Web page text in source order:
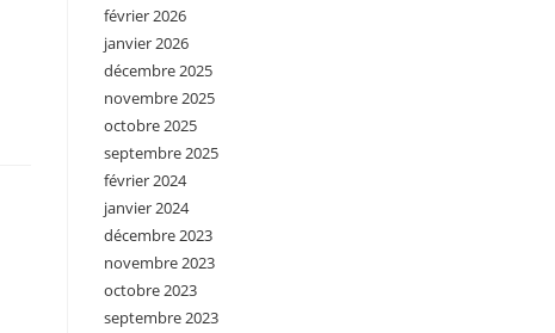
février 2026
janvier 2026
décembre 2025
novembre 2025
octobre 2025
septembre 2025
février 2024
janvier 2024
décembre 2023
novembre 2023
octobre 2023
septembre 2023